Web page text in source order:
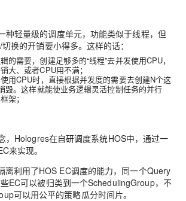
种轻量级的调度单元，功能类似于线程，但
换的开销要小得多。这样的话：
的需要，创建足够多的“线程”去并发使用CPU，
大、或者CPU用不满；
用CPU时，直接根据并发度的需要去创建N个这
毁。这样就能使业务逻辑灵活控制任务的并行
架；
，Hologres在自研调度系统HOS中，通过一
来实现。
离利用了HOS EC调度的能力，同一个Query
EC可以被归类到一个SchedulingGroup，不
可以用公平的策略瓜分时间片。